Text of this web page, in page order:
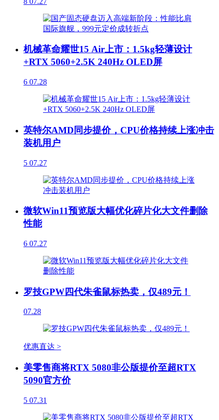
机械革命耀世15 Air上市：1.5kg轻薄设计
+RTX 5060+2.5K 240Hz OLED屏
6 07.28
英特尔AMD同步提价，CPU价格持续上涨冲击
装机用户
5 07.27
微软Win11预览版大幅优化碎片化大文件删除
性能
6 07.27
罗技GPW四代朱雀鼠标热卖，仅489元！
07.28
优惠直达 >
美零售商将RTX 5080非公版提价至超RTX
5090官方价
5 07.31